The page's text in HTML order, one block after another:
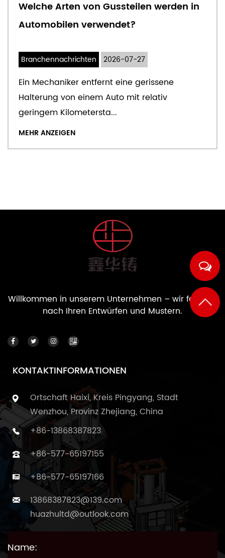
Welche Arten von Gussteilen werden in
Automobilen verwendet?
Branchennachrichten 2026-07-27
Ein Mechaniker entfernt eine gerissene
Halterung von einem Auto mit relativ
geringem Kilometersta...
MEHR ANZEIGEN
Willkommen in unserem Unternehmen – wir fertigen
nach Ihren Entwürfen und Mustern.
KONTAKTINFORMATIONEN
Ortschaft Haixi, Kreis Pingyang, Stadt
Wenzhou, Provinz Zhejiang, China
+86-13868387823
+86-577-65197155
+86-577-65197166
13868387823@139.com
huazhultd@outlook.com
Name: